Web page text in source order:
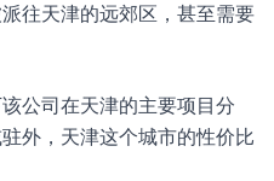
往天津的远郊区，甚至需要
公司在天津的主要项目分
外，天津这个城市的性价比